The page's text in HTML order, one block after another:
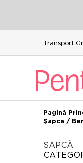
Transport
Pagină
Șapcă /
ȘAPCĂ